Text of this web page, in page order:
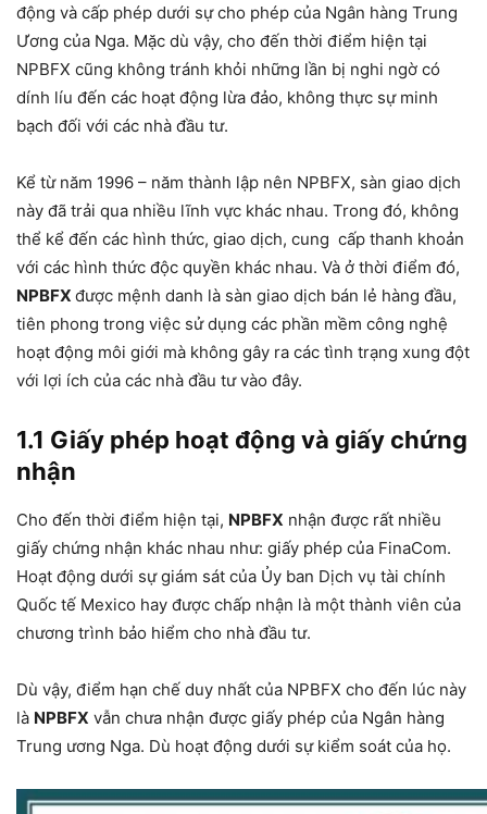
động và cấp phép dưới sự cho phép của Ngân hàng Trung
Ương của Nga. Mặc dù vậy, cho đến thời điểm hiện tại
NPBFX cũng không tránh khỏi những lần bị nghi ngờ có
dính líu đến các hoạt động lừa đảo, không thực sự minh
bạch đối với các nhà đầu tư.
Kể từ năm 1996 – năm thành lập nên NPBFX, sàn giao dịch
này đã trải qua nhiều lĩnh vực khác nhau. Trong đó, không
thể kể đến các hình thức, giao dịch, cung cấp thanh khoản
với các hình thức độc quyền khác nhau. Và ở thời điểm đó,
NPBFX được mệnh danh là sàn giao dịch bán lẻ hàng đầu,
tiên phong trong việc sử dụng các phần mềm công nghệ
hoạt động môi giới mà không gây ra các tình trạng xung đột
với lợi ích của các nhà đầu tư vào đây.
1.1 Giấy phép hoạt động và giấy chứng
nhận
Cho đến thời điểm hiện tại, NPBFX nhận được rất nhiều
giấy chứng nhận khác nhau như: giấy phép của FinaCom.
Hoạt động dưới sự giám sát của Ủy ban Dịch vụ tài chính
Quốc tế Mexico hay được chấp nhận là một thành viên của
chương trình bảo hiểm cho nhà đầu tư.
Dù vậy, điểm hạn chế duy nhất của NPBFX cho đến lúc này
là NPBFX vẫn chưa nhận được giấy phép của Ngân hàng
Trung ương Nga. Dù hoạt động dưới sự kiểm soát của họ.